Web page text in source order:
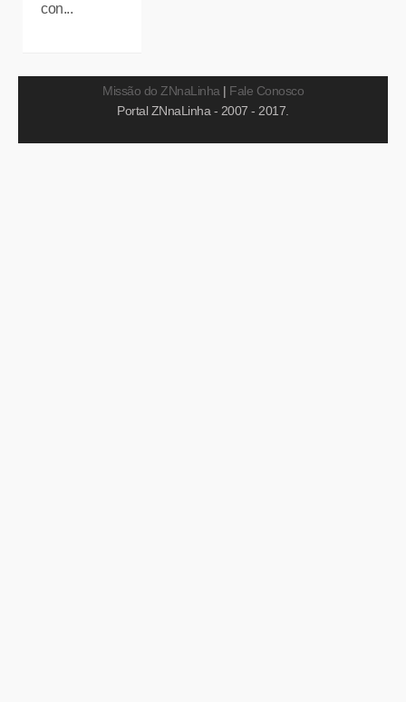
con...
Missão do ZNnaLinha | Fale Conosco
Portal ZNnaLinha - 2007 - 2017.